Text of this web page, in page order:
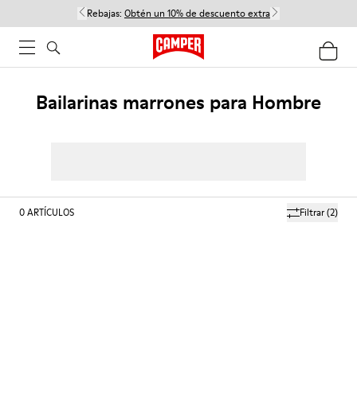
Rebajas: Obtén un 10% de descuento extra
Bailarinas marrones para Hombre
Filtrar(2)
0ARTÍCULOS